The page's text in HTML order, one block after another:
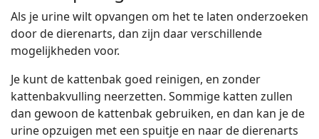
Als je urine wilt opvangen om het te laten onderzoeken
door de dierenarts, dan zijn daar verschillende
mogelijkheden voor.
Je kunt de kattenbak goed reinigen, en zonder
kattenbakvulling neerzetten. Sommige katten zullen
dan gewoon de kattenbak gebruiken, en dan kan je de
urine opzuigen met een spuitje en naar de dierenarts